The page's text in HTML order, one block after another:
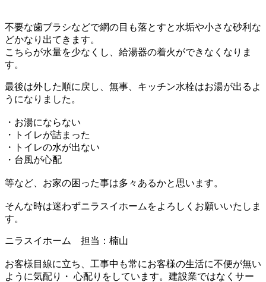
不要な歯ブラシなどで網の目も落とすと 水垢や小さな砂利な
どかなり出てきます。
こちらが水量を少なくし、給湯器の着火ができなくなりま
す。
最後は外した順に戻し、 無事、キッチン水栓はお湯が出るよ
うになりました。
・お湯にならない
・トイレが詰まった
・トイレの水が出ない
・台風が心配
等など、お家の困った事は多々あるかと思います。
そんな時は迷わずニラスイホームをよろしくお願いいたしま
す。
ニラスイホーム 担当：楠山
お客様目線に立ち、工事中も常にお客様の生活に不便が無い
ように気配り・ 心配りをしています。 建設業ではなくサー